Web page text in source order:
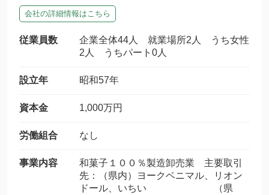
会社の詳細情報はこちら
従業員数
企業全体44人 就業場所2人 うち女性
2人 うちパート0人
設立年 昭和57年
資本金 1,000万円
労働組合 なし
事業内容
和菓子１００％製造卸売業 主要取引
先：（県内）ヨークベニマル、リオン
ドール、いちい （県